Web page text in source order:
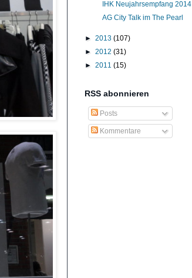
IHK Neujahrsempfang 2014
AG City Talk im The Pearl
► 2013 (107)
► 2012 (31)
► 2011 (15)
RSS abonnieren
Posts
Kommentare